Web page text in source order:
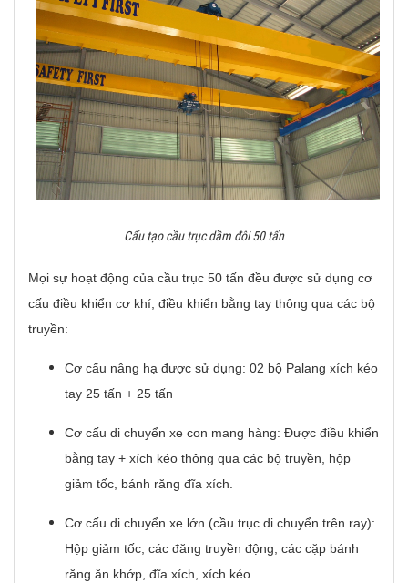
Cấu tạo cầu trục dầm đôi 50 tấn
Mọi sự hoạt động của cầu trục 50 tấn đều được sử dụng cơ
cấu điều khiển cơ khí, điều khiển bằng tay thông qua các bộ
truyền:
Cơ cấu nâng hạ được sử dụng: 02 bộ Palang xích kéo
tay 25 tấn + 25 tấn
Cơ cấu di chuyển xe con mang hàng: Được điều khiển
bằng tay + xích kéo thông qua các bộ truyền, hộp
giảm tốc, bánh răng đĩa xích.
Cơ cấu di chuyển xe lớn (cầu trục di chuyển trên ray):
Hộp giảm tốc, các đăng truyền động, các cặp bánh
răng ăn khớp, đĩa xích, xích kéo.